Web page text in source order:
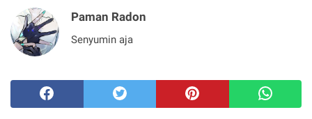
Paman Radon
Senyumin aja